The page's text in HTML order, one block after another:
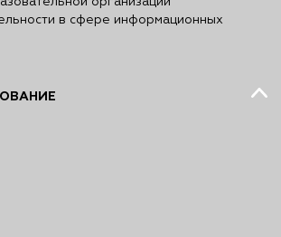
в сфере информационных